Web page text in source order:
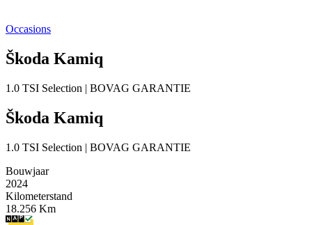
Occasions
Škoda Kamiq
1.0 TSI Selection | BOVAG GARANTIE
Škoda Kamiq
1.0 TSI Selection | BOVAG GARANTIE
Bouwjaar
2024
Kilometerstand
18.256 Km